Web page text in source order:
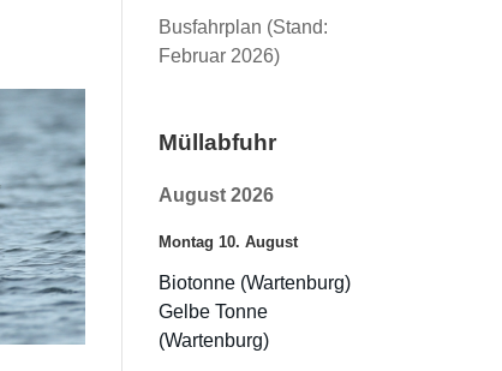
Busfahrplan (Stand:
Februar 2026)
Müllabfuhr
August 2026
Montag 10. August
Biotonne (Wartenburg)
Gelbe Tonne
(Wartenburg)